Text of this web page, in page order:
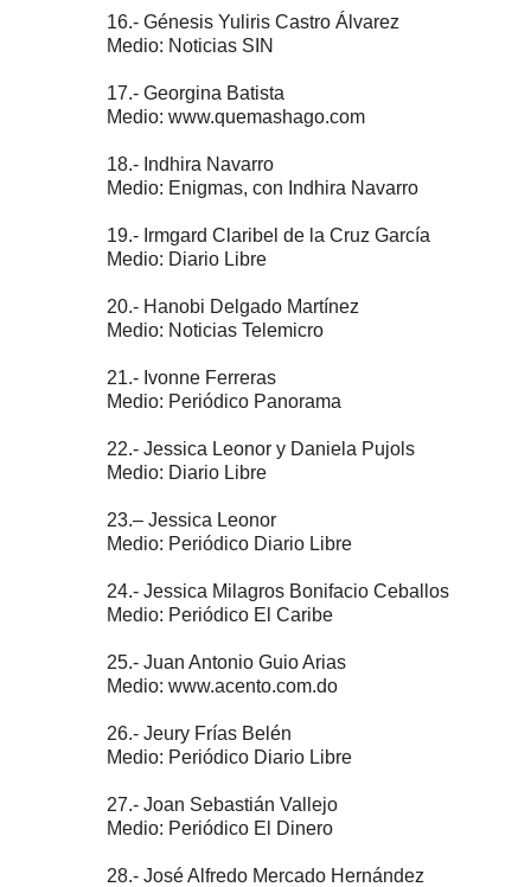
16.- Génesis Yuliris Castro Álvarez
Medio: Noticias SIN
17.- Georgina Batista
Medio: www.quemashago.com
18.- Indhira Navarro
Medio: Enigmas, con Indhira Navarro
19.- Irmgard Claribel de la Cruz García
Medio: Diario Libre
20.- Hanobi Delgado Martínez
Medio: Noticias Telemicro
21.- Ivonne Ferreras
Medio: Periódico Panorama
22.- Jessica Leonor y Daniela Pujols
Medio: Diario Libre
23.– Jessica Leonor
Medio: Periódico Diario Libre
24.- Jessica Milagros Bonifacio Ceballos
Medio: Periódico El Caribe
25.- Juan Antonio Guio Arias
Medio: www.acento.com.do
26.- Jeury Frías Belén
Medio: Periódico Diario Libre
27.- Joan Sebastián Vallejo
Medio: Periódico El Dinero
28.- José Alfredo Mercado Hernández